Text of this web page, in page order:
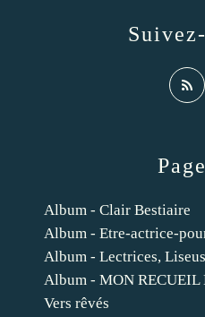
Album - Clair Bestiaire
Album - Etre-actrice-
Album - Lectrices,
Album - MON RECUEIL
Vers rêvés